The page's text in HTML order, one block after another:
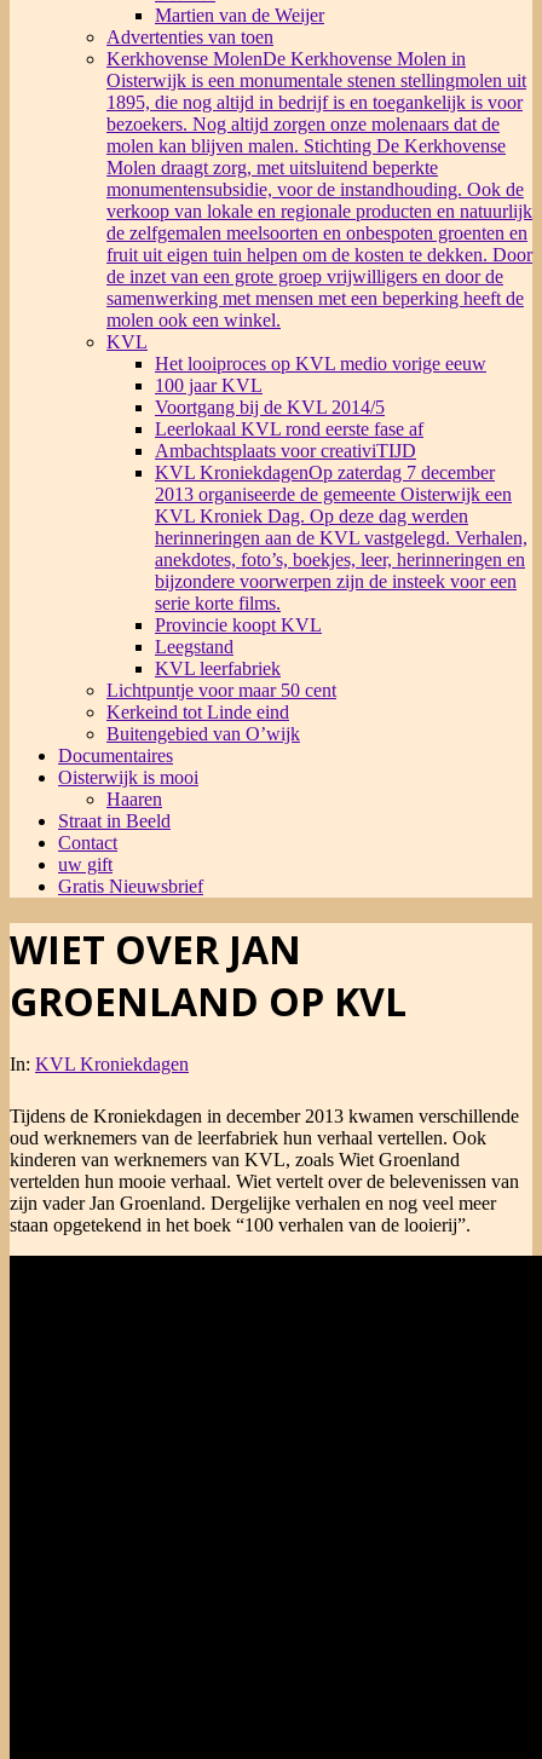
Martien van de Weijer
Advertenties van toen
Kerkhovense MolenDe Kerkhovense Molen in
Oisterwijk is een monumentale stenen stellingmolen uit
1895, die nog altijd in bedrijf is en toegankelijk is voor
bezoekers. Nog altijd zorgen onze molenaars dat de
molen kan blijven malen. Stichting De Kerkhovense
Molen draagt zorg, met uitsluitend beperkte
monumentensubsidie, voor de instandhouding. Ook de
verkoop van lokale en regionale producten en natuurlijk
de zelfgemalen meelsoorten en onbespoten groenten en
fruit uit eigen tuin helpen om de kosten te dekken. Door
de inzet van een grote groep vrijwilligers en door de
samenwerking met mensen met een beperking heeft de
molen ook een winkel.
KVL
Het looiproces op KVL medio vorige eeuw
100 jaar KVL
Voortgang bij de KVL 2014/5
Leerlokaal KVL rond eerste fase af
Ambachtsplaats voor creativiTIJD
KVL KroniekdagenOp zaterdag 7 december
2013 organiseerde de gemeente Oisterwijk een
KVL Kroniek Dag. Op deze dag werden
herinneringen aan de KVL vastgelegd. Verhalen,
anekdotes, foto’s, boekjes, leer, herinneringen en
bijzondere voorwerpen zijn de insteek voor een
serie korte films.
Provincie koopt KVL
Leegstand
KVL leerfabriek
Lichtpuntje voor maar 50 cent
Kerkeind tot Linde eind
Buitengebied van O’wijk
Documentaires
Oisterwijk is mooi
Haaren
Straat in Beeld
Contact
uw gift
Gratis Nieuwsbrief
WIET OVER JAN
GROENLAND OP KVL
In: KVL Kroniekdagen
Tijdens de Kroniekdagen in december 2013 kwamen verschillende
oud werknemers van de leerfabriek hun verhaal vertellen. Ook
kinderen van werknemers van KVL, zoals Wiet Groenland
vertelden hun mooie verhaal. Wiet vertelt over de belevenissen van
zijn vader Jan Groenland. Dergelijke verhalen en nog veel meer
staan opgetekend in het boek “100 verhalen van de looierij”.